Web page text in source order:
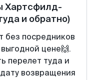
Хартсфилд-
и обратно)
без посредников
цене🙌.
перелет туда и
возвращения